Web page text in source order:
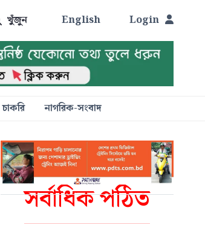
খুঁজুন English Login
চাকরি নাগরিক-সংবাদ
সর্বাধিক পঠিত